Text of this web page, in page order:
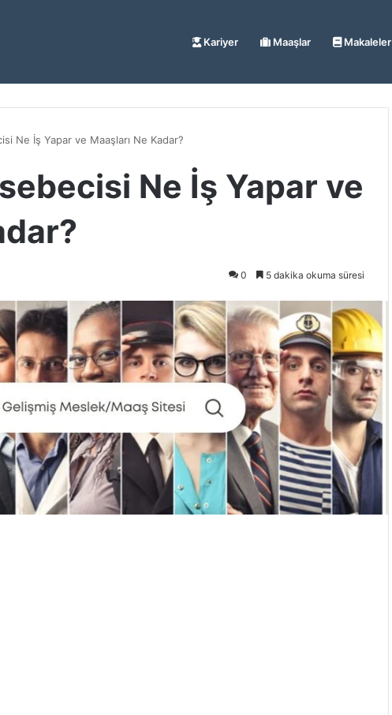
Kariyer Maaşlar Makaleler
Ne İş Yapar ve Maaşları Ne Kadar?
Ne İş Yapar ve
0 5 dakika okuma süresi